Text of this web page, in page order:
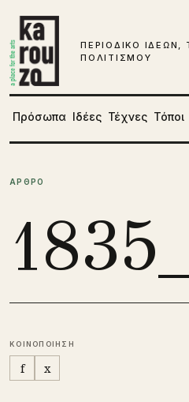
ΠΕΡΙΟΔΙΚΟ ΙΔΕΩΝ,
ΠΟΛΙΤΙΣΜΟΥ
Πρόσωπα Ιδέες Τέχνες Τόποι
ΑΡΘΡΟ
ΚΟΙΝΟΠΟΙΗΣΗ
f x